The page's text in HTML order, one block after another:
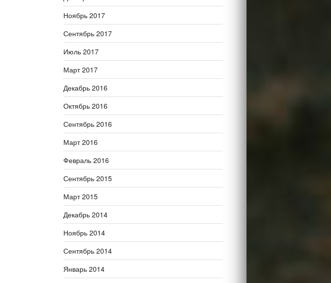
Ноябрь 2017
Сентябрь 2017
Июль 2017
Март 2017
Декабрь 2016
Октябрь 2016
Сентябрь 2016
Март 2016
Февраль 2016
Сентябрь 2015
Март 2015
Декабрь 2014
Ноябрь 2014
Сентябрь 2014
Январь 2014